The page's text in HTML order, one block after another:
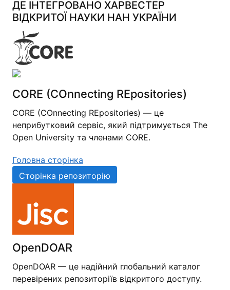
ДЕ ІНТЕГРОВАНО ХАРВЕСТЕР
ВІДКРИТОЇ НАУКИ НАН УКРАЇНИ
CORE (COnnecting REpositories)
CORE (COnnecting REpositories) — це
неприбутковий сервіс, який підтримується The
Open University та членами CORE.
Головна сторінка
Сторінка репозиторію
OpenDOAR
OpenDOAR — це надійний глобальний каталог
перевірених репозиторіїв відкритого доступу.